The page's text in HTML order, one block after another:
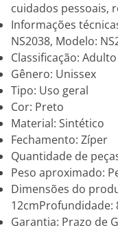
cuidados pessoais,
Informações
NS2038, Modelo:
Classificação: Adulto
Gênero: Unissex
Tipo: Uso geral
Cor: Preto
Material: Sintético
Fechamento: Zíper
Quantidade de
Peso aproximado:
Dimensões do
12cmProfundidade:
Garantia: Prazo de